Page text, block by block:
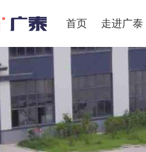
首页 走进广泰